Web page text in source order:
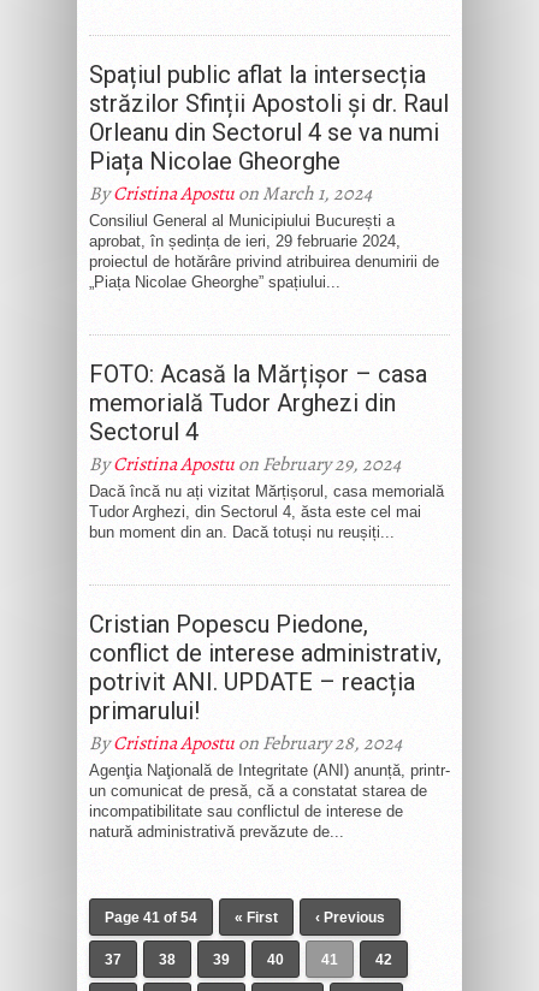
Spațiul public aflat la intersecția
străzilor Sfinții Apostoli și dr. Raul
Orleanu din Sectorul 4 se va numi
Piața Nicolae Gheorghe
ByCristina Apostuon March 1, 2024
Consiliul General al Municipiului București a
aprobat, în ședința de ieri, 29 februarie 2024,
proiectul de hotărâre privind atribuirea denumirii de
„Piața Nicolae Gheorghe” spațiului...
FOTO: Acasă la Mărțișor – casa
memorială Tudor Arghezi din
Sectorul 4
ByCristina Apostuon February 29, 2024
Dacă încă nu ați vizitat Mărțișorul, casa memorială
Tudor Arghezi, din Sectorul 4, ăsta este cel mai
bun moment din an. Dacă totuși nu reușiți...
Cristian Popescu Piedone,
conflict de interese administrativ,
potrivit ANI. UPDATE – reacția
primarului!
ByCristina Apostuon February 28, 2024
Agenţia Naţională de Integritate (ANI) anunță, printr-
un comunicat de presă, că a constatat starea de
incompatibilitate sau conflictul de interese de
natură administrativă prevăzute de...
Page 41 of 54 « First ‹ Previous
37 38 39 40 41 42